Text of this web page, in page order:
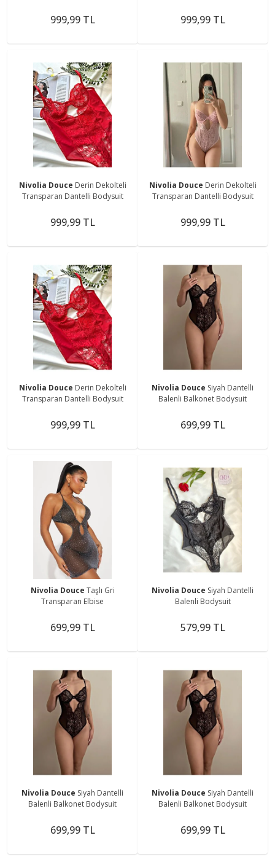
999,99 TL 999,99 TL
Nivolia Douce Derin Dekolteli
Transparan Dantelli Bodysuit
999,99 TL
Nivolia Douce Derin Dekolteli
Transparan Dantelli Bodysuit
999,99 TL
Nivolia Douce Derin Dekolteli
Transparan Dantelli Bodysuit
999,99 TL
Nivolia Douce Siyah Dantelli
Balenli Balkonet Bodysuit
699,99 TL
Nivolia Douce Taşlı Gri
Transparan Elbise
699,99 TL
Nivolia Douce Siyah Dantelli
Balenli Bodysuit
579,99 TL
Nivolia Douce Siyah Dantelli
Balenli Balkonet Bodysuit
699,99 TL
Nivolia Douce Siyah Dantelli
Balenli Balkonet Bodysuit
699,99 TL